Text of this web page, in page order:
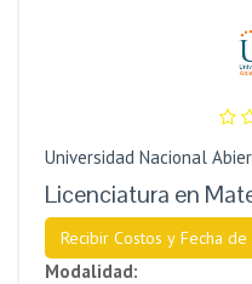
Universidad Nacional
Licenciatura en
Recibir Costos y Fecha
Modalidad: